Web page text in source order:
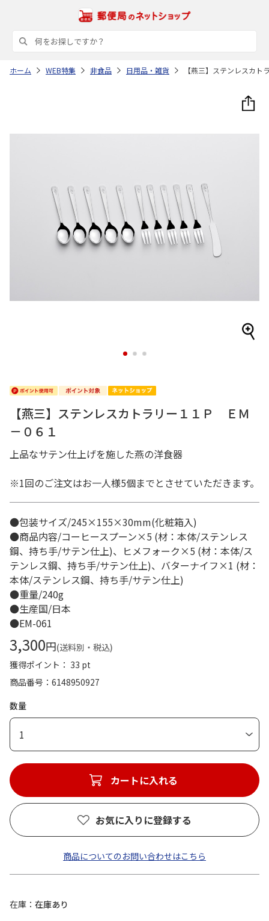
ホーム WEB特集 非食品 日用品・雑貨 【燕三】ステンレスカ
1 2 3
【燕三】ステンレスカトラリー１１Ｐ ＥＭ
－０６１
上品なサテン仕上げを施した燕の洋食器
※1回のご注文はお一人様5個までとさせていただきます。
●包装サイズ/245×155×30mm(化粧箱入)
●商品内容/コーヒースプーン×5 (材：本体/ステンレス
鋼、持ち手/サテン仕上)、ヒメフォーク×5 (材：本体/ス
テンレス鋼、持ち手/サテン仕上)、バターナイフ×1 (材：
本体/ステンレス鋼、持ち手/サテン仕上)
●重量/240g
●生産国/日本
●EM-061
3,300円(送料別・税込)
獲得ポイント： 33 pt
商品番号
6148950927
数量
1
カートに入れる
お気に入りに登録する
商品についてのお問い合わせはこちら
在庫
在庫あり